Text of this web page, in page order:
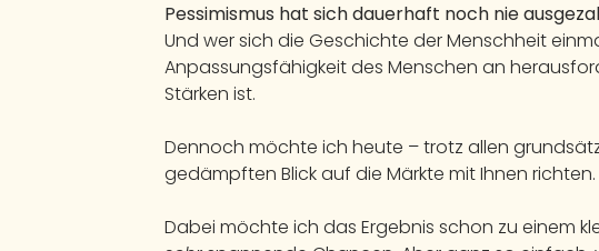
Pessimismus hat sich dauerhaft noch nie
Und wer sich die Geschichte der Menschheit
Anpassungsfähigkeit des Menschen an
Stärken ist.
Dennoch möchte ich heute – trotz allen
gedämpften Blick auf die Märkte mit Ihnen richten.
Dabei möchte ich das Ergebnis schon zu einem